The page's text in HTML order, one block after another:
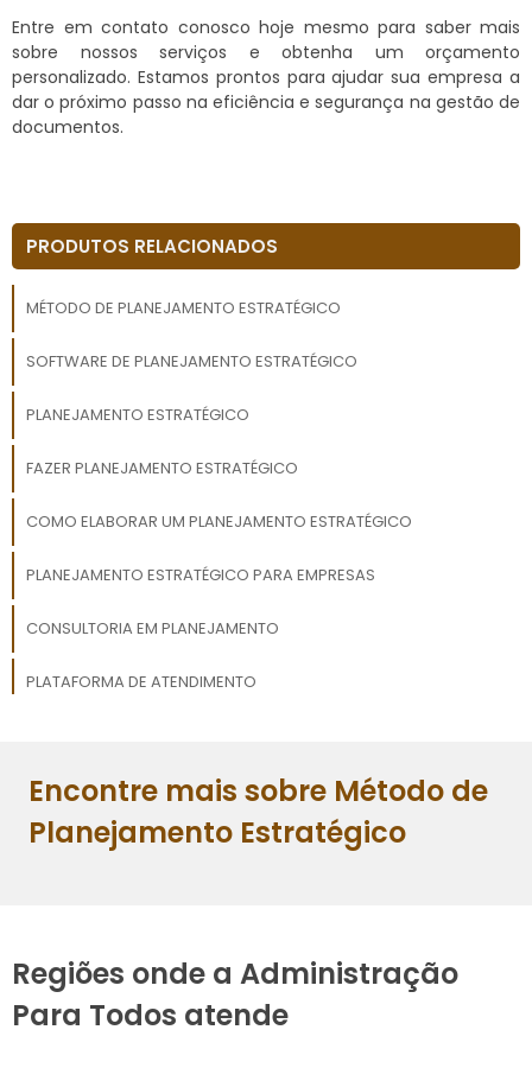
Entre em contato conosco hoje mesmo para saber mais
sobre nossos serviços e obtenha um orçamento
personalizado. Estamos prontos para ajudar sua empresa a
dar o próximo passo na eficiência e segurança na gestão de
documentos.
PRODUTOS RELACIONADOS
MÉTODO DE PLANEJAMENTO ESTRATÉGICO
SOFTWARE DE PLANEJAMENTO ESTRATÉGICO
PLANEJAMENTO ESTRATÉGICO
FAZER PLANEJAMENTO ESTRATÉGICO
COMO ELABORAR UM PLANEJAMENTO ESTRATÉGICO
PLANEJAMENTO ESTRATÉGICO PARA EMPRESAS
CONSULTORIA EM PLANEJAMENTO
PLATAFORMA DE ATENDIMENTO
SERVIÇOS DE CONSULTORIA EMPRESARIAL
Encontre mais sobre Método de
Planejamento Estratégico
Regiões onde a Administração
Para Todos atende